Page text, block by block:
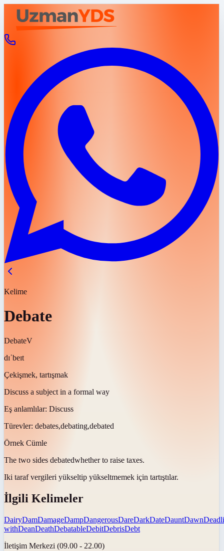
Kelime
Debate
DebateV
dɪˈbeɪt
Çekişmek, tartışmak
Discuss a subject in a formal way
Eş anlamlılar: Discuss
Türevler: debates,debating,debated
Örnek Cümle
The two sides debatedwhether to raise taxes.
Iki taraf vergileri yükseltip yükseltmemek için tartıştılar.
İlgili Kelimeler
DairyDamDamageDampDangerousDareDarkDateDauntDawn
withDeanDeathDebatableDebitDebrisDebt
İletişim Merkezi (09.00 - 22.00)